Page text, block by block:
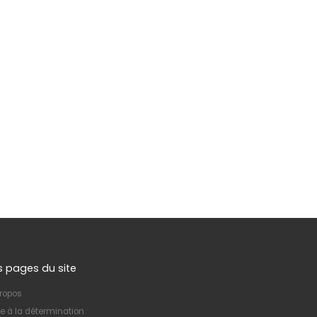
pages du site
à la détermination